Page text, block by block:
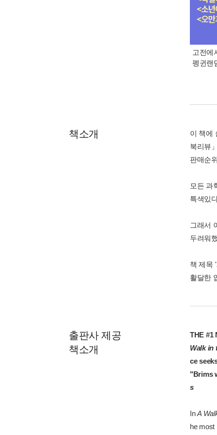
고전에
펭귄랜
책소개
이 책에
북리뷰
판매순
모든 과
특색있
그래서
두려워
책 제목
활달한
출판사 제공
책소개
THE #1
Walk in
ce
"Brims
s
InA
he most